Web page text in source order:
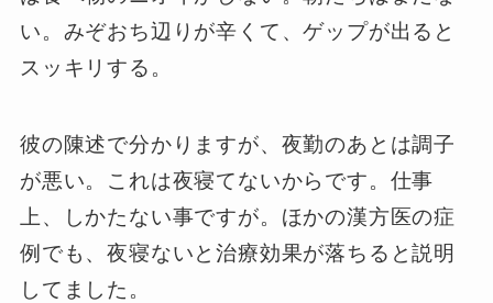
い。みぞおち辺りが辛くて、ゲップが出ると
スッキリする。
彼の陳述で分かりますが、夜勤のあとは調子
が悪い。これは夜寝てないからです。仕事
上、しかたない事ですが。ほかの漢方医の症
例でも、夜寝ないと治療効果が落ちると説明
してました。